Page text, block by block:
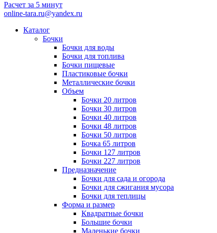
Расчет за 5 минут
online-tara.ru@yandex.ru
Каталог
Бочки
Бочки для воды
Бочки для топлива
Бочки пищевые
Пластиковые бочки
Металлические бочки
Объем
Бочки 20 литров
Бочки 30 литров
Бочки 40 литров
Бочки 48 литров
Бочки 50 литров
Бочка 65 литров
Бочки 127 литров
Бочки 227 литров
Предназначение
Бочки для сада и огорода
Бочки для сжигания мусора
Бочки для теплицы
Форма и размер
Квадратные бочки
Большие бочки
Маленькие бочки